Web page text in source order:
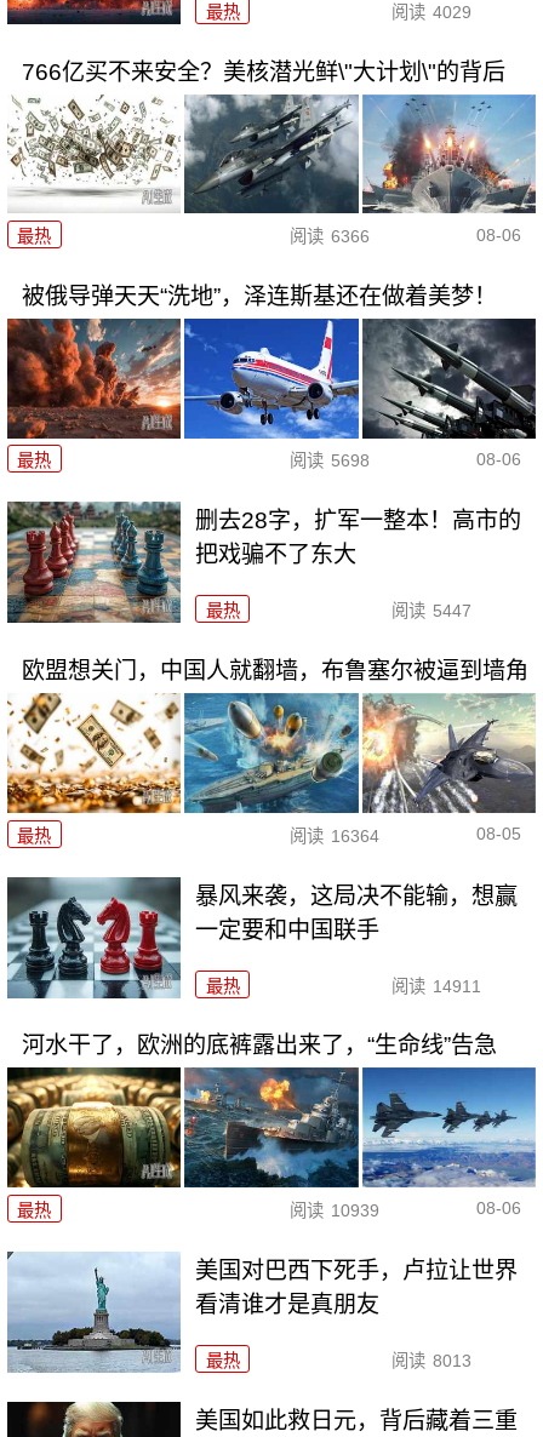
最热 阅读 4029
766亿买不来安全？美核潜光鲜\"大计划\"的背后
最热 阅读 6366 08-06
被俄导弹天天“洗地”，泽连斯基还在做着美梦！
最热 阅读 5698 08-06
删去28字，扩军一整本！高市的
把戏骗不了东大
最热 阅读 5447
欧盟想关门，中国人就翻墙，布鲁塞尔被逼到墙角
最热 阅读 16364 08-05
暴风来袭，这局决不能输，想赢
一定要和中国联手
最热 阅读 14911
河水干了，欧洲的底裤露出来了，“生命线”告急
最热 阅读 10939 08-06
美国对巴西下死手，卢拉让世界
看清谁才是真朋友
最热 阅读 8013
美国如此救日元，背后藏着三重